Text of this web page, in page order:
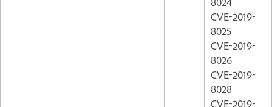
CVE-2019-
8025
CVE-2019-
8026
CVE-2019-
8028
CVE-2019-